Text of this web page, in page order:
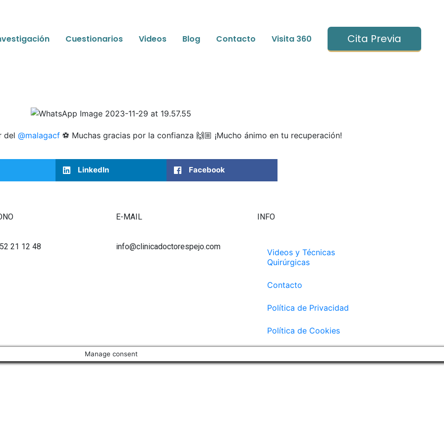
Cuestionarios Videos Blog Contacto Visita 360 Cita Previa
del @malagacf ⚽️ Muchas gracias por la confianza 🙌🏼 ¡Mucho ánimo en tu recuperación!
LinkedIn Facebook
21 12 48
E-MAIL
info@clinicadoctorespejo.com
INFO
Videos y Técnicas
Quirúrgicas
Contacto
Política de Privacidad
Política de Cookies
Manage consent